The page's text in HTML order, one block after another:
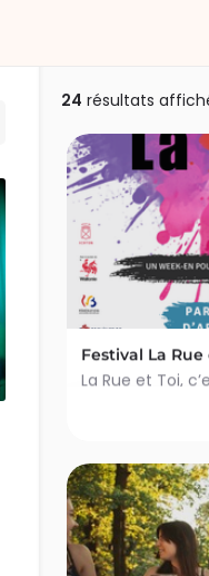
24 résultats
Festival La Rue